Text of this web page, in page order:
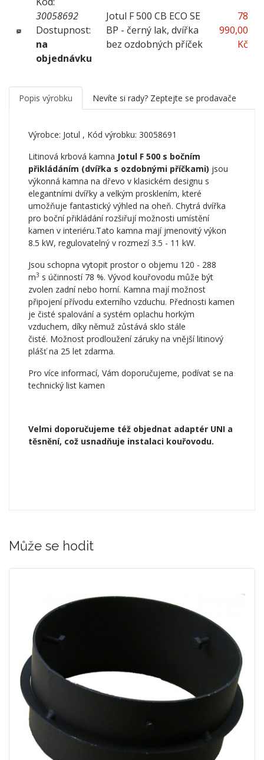
30058692
Dostupnost:
na
objednávku
Jotul F 500 CB ECO SE
BP - černý lak, dvířka
bez ozdobných příček
78
990,00
Kč
Popis výrobku Nevíte si rady? Zeptejte se prodavače
Výrobce: Jotul , Kód výrobku: 30058691
Litinová krbová kamna Jotul F 500 s bočním
přikládáním (dvířka s ozdobnými příčkami) jsou
výkonná kamna na dřevo v klasickém designu s
elegantními dvířky a velkým prosklením, které
umožňuje fantastický výhled na oheň. Chytrá dvířka
pro boční přikládání rozšiřují možnosti umístění
kamen v interiéru.Tato kamna mají jmenovitý výkon
8.5 kW, regulovatelný v rozmezí 3.5 - 11 kW.
Jsou schopna vytopit prostor o objemu 120 - 288
m3 s účinností 78 %. Vývod kouřovodu může být
zvolen zadní nebo horní. Kamna mají možnost
připojení přívodu externího vzduchu. Přednosti kamen
je čisté spalování a systém oplachu horkým
vzduchem, díky němuž zůstává sklo stále
čisté. Možnost prodloužení záruky na vnější litinový
plášť na 25 let zdarma.
Pro více informací, Vám doporučujeme, podívat se na
technický list kamen
Velmi doporučujeme též objednat adaptér UNI a
těsnění, což usnadňuje instalaci kouřovodu.
Může se hodit